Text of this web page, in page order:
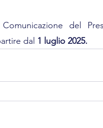
del
dal 1 luglio 2025.